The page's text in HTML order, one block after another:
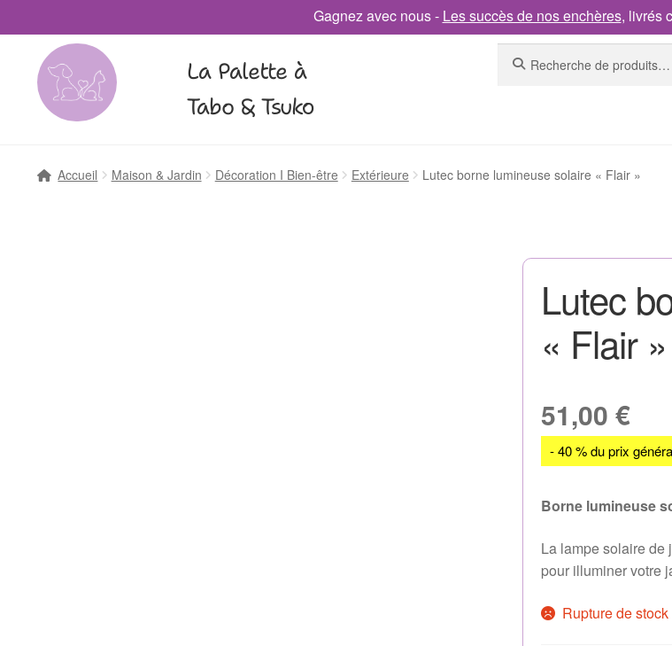
Gagnez avec nous - Les succès de nos enchères, livrés
La Palette à
Tabo & Tsuko
Accueil Maison & Jardin Décoration I Bien-être Extérieure Lutec borne lumineuse solaire « Flair »
Lutec
« Flair »
51,00 €
- 40 % du prix
Borne lumineuse
La lampe solaire de
pour illuminer votre
Rupture de stock